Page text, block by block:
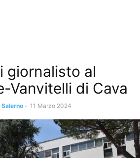
giornalisto al
Vanvitelli di Cava
- 11 Marzo 2024